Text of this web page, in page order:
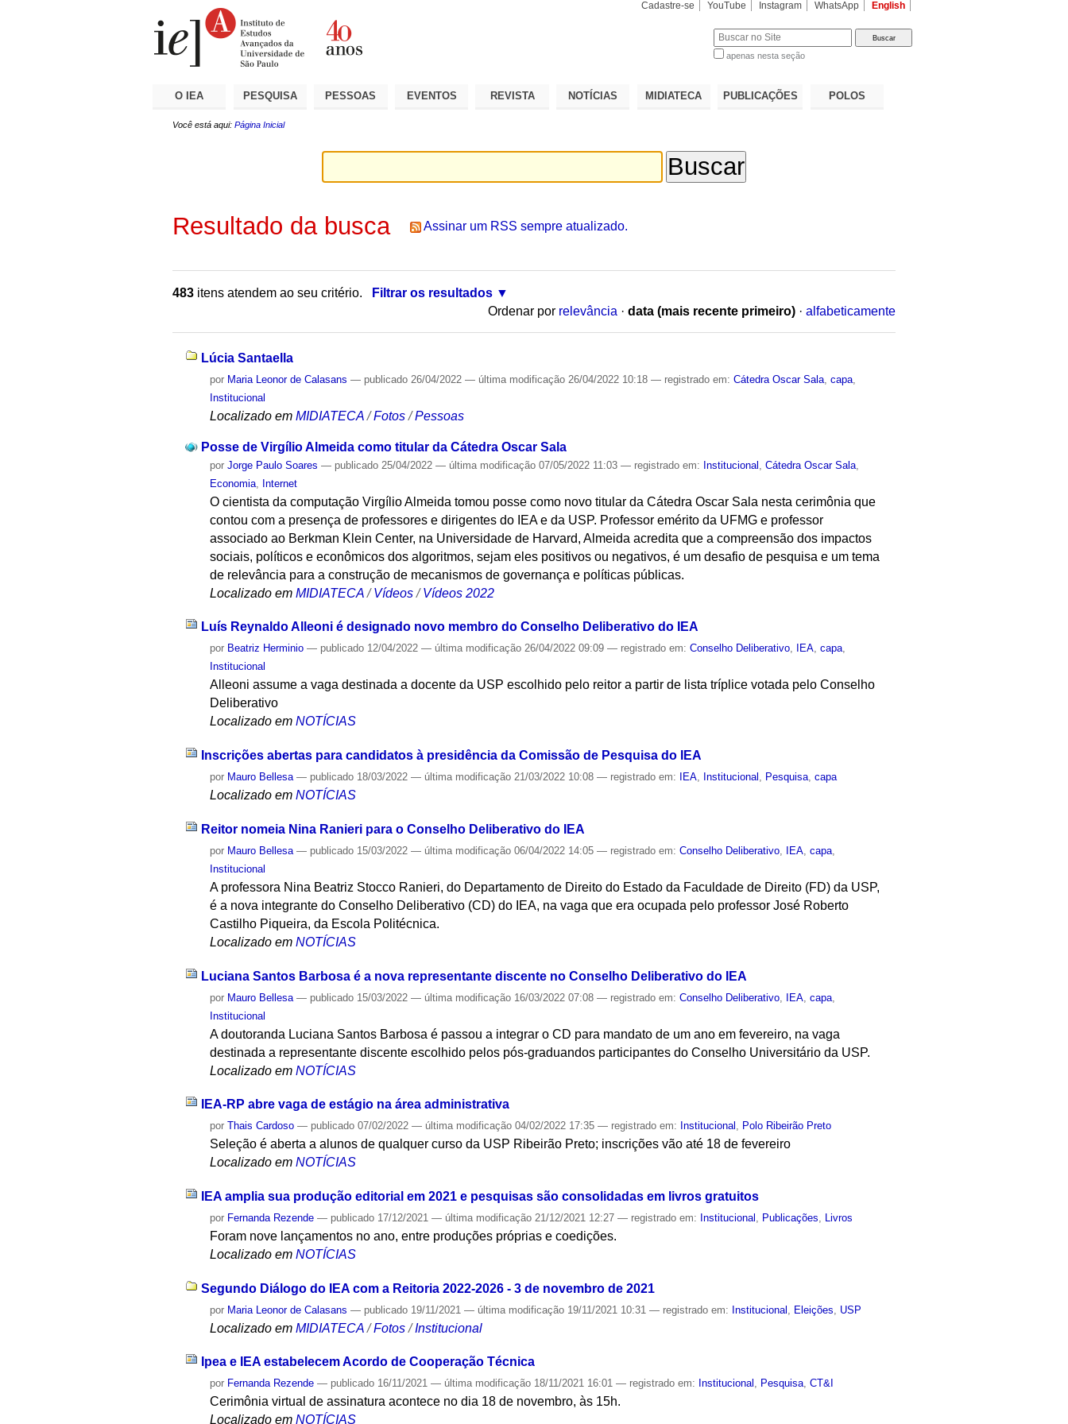
Cadastre-se YouTube Instagram WhatsApp English
apenas nesta seção
O IEA PESQUISA PESSOAS EVENTOS REVISTA NOTÍCIAS MIDIATECA PUBLICAÇÕES POLOS
Você está aqui: Página Inicial
Resultado da busca Assinar um RSS sempre atualizado.
483 itens atendem ao seu critério.
Filtrar os resultados
Ordenar por relevância · data (mais recente primeiro) · alfabeticamente
Lúcia Santaella
por Maria Leonor de Calasans — publicado 26/04/2022— última modificação 26/04/2022 10:18— registrado em:Cátedra Oscar Sala ,capa
Institucional
Localizado em MIDIATECA /Fotos /Pessoas
Posse de Virgílio Almeida como titular da Cátedra Oscar Sala
porJorge Paulo Soares — publicado 25/04/2022— última modificação 07/05/2022 11:03— registrado em: Institucional ,Cátedra Oscar Sala
Economia Internet
O cientista da computação Virgílio Almeida tomou posse como novo titular da Cátedra Oscar Sala nesta cerimônia que
contou com a presença de professores e dirigentes do IEA e da USP. Professor emérito da UFMG e professor
associado ao Berkman Klein Center, na Universidade de Harvard, Almeida acredita que a compreensão dos impactos
sociais, políticos e econômicos dos algoritmos, sejam eles positivos ou negativos, é um desafio de pesquisa e um tema
de relevância para a construção de mecanismos de governança e políticas públicas.
Localizado em MIDIATECA /Vídeos /Vídeos 2022
Luís Reynaldo Alleoni é designado novo membro do Conselho Deliberativo do IEA
por Beatriz Herminio — publicado 12/04/2022— última modificação 26/04/2022 09:09— registrado em:Conselho Deliberativo, IEA,capa,
Institucional
Alleoni assume a vaga destinada a docente da USP escolhido pelo reitor a partir de lista tríplice votada pelo Conselho
Deliberativo
Localizado em NOTÍCIAS
Inscrições abertas para candidatos à presidência da Comissão de Pesquisa do IEA
por Mauro Bellesa — publicado 18/03/2022— última modificação 21/03/2022 10:08— registrado em: IEA, Institucional , Pesquisa,capa
Localizado em NOTÍCIAS
Reitor nomeia Nina Ranieri para o Conselho Deliberativo do IEA
por Mauro Bellesa — publicado 15/03/2022— última modificação 06/04/2022 14:05— registrado em:Conselho Deliberativo IEA ,capa
Institucional
A professora Nina Beatriz Stocco Ranieri, do Departamento de Direito do Estado da Faculdade de Direito (FD) da USP,
é a nova integrante do Conselho Deliberativo (CD) do IEA, na vaga que era ocupada pelo professor José Roberto
Castilho Piqueira, da Escola Politécnica.
Localizado em NOTÍCIAS
Luciana Santos Barbosa é a nova representante discente no Conselho Deliberativo do IEA
por Mauro Bellesa — publicado 15/03/2022— última modificação 16/03/2022 07:08— registrado em:Conselho Deliberativo IEA ,capa
Institucional
A doutoranda Luciana Santos Barbosa é passou a integrar o CD para mandato de um ano em fevereiro, na vaga
destinada a representante discente escolhido pelos pós-graduandos participantes do Conselho Universitário da USP.
Localizado em NOTÍCIAS
IEA-RP abre vaga de estágio na área administrativa
porThais Cardoso — publicado 07/02/2022— última modificação 04/02/2022 17:35— registrado em: Institucional , Polo Ribeirão Preto
Seleção é aberta a alunos de qualquer curso da USP Ribeirão Preto; inscrições vão até 18 de fevereiro
Localizado em NOTÍCIAS
IEA amplia sua produção editorial em 2021 e pesquisas são consolidadas em livros gratuitos
por Fernanda Rezende — publicado 17/12/2021— última modificação 21/12/2021 12:27— registrado em: Institucional Publicações Livros
Foram nove lançamentos no ano, entre produções próprias e coedições.
Localizado em NOTÍCIAS
Segundo Diálogo do IEA com a Reitoria 2022-2026 - 3 de novembro de 2021
por Maria Leonor de Calasans — publicado 19/11/2021— última modificação 19/11/2021 10:31— registrado em: Institucional Eleições USP
Localizado em MIDIATECA /Fotos /Institucional
Ipea e IEA estabelecem Acordo de Cooperação Técnica
por Fernanda Rezende — publicado 16/11/2021— última modificação 18/11/2021 16:01— registrado em: Institucional , Pesquisa,CT&I
Cerimônia virtual de assinatura acontece no dia 18 de novembro, às 15h.
Localizado em NOTÍCIAS